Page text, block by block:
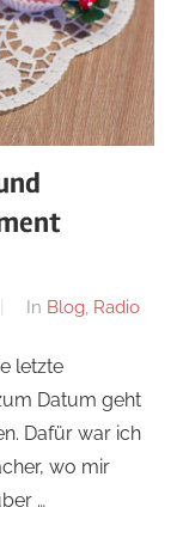
In Blog, Radio
letzte
Datum geht
Dafür war ich
wo mir
…